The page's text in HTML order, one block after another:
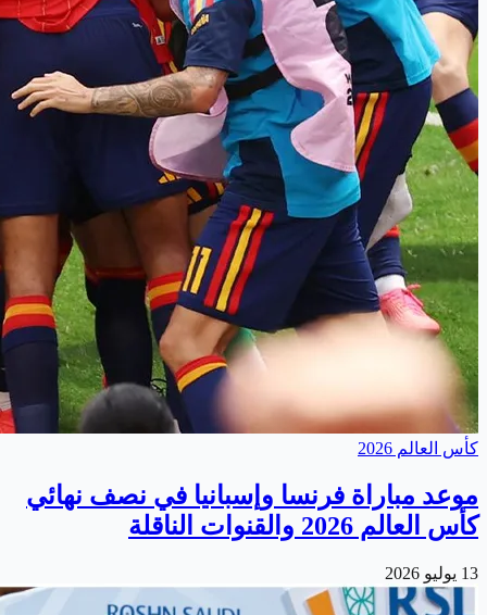
كأس العالم 2026
موعد مباراة فرنسا وإسبانيا في نصف نهائي
كأس العالم 2026 والقنوات الناقلة
13 يوليو 2026